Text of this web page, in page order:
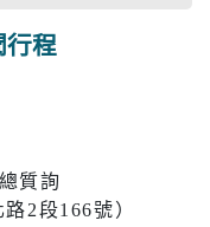
行程
質詢
2段166號）